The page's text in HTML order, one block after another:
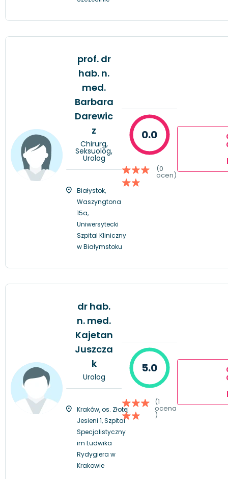
prof. dr
hab. n.
med.
Barbara
Darewic
z
Chirurg,
Seksuolog,
Urolog
Białystok,
Waszyngtona
15a,
Uniwersytecki
Szpital Kliniczny
w Białymstoku
0.0
(0
ocen)
dr hab.
n. med.
Kajetan
Juszcza
k
Urolog
Kraków, os. Złotej
Jesieni 1, Szpital
Specjalistyczny
im Ludwika
Rydygiera w
Krakowie
5.0
(1
ocena
)